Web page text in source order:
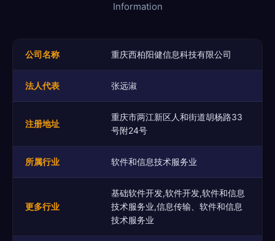
Information
公司名称 重庆西柏阳健信息科技有限公司
法人代表 张远淑
注册地址
重庆市两江新区人和街道胡杨路33
号附24号
所属行业 软件和信息技术服务业
更多行业
基础软件开发,软件开发,软件和信息
技术服务业,信息传输、软件和信息
技术服务业